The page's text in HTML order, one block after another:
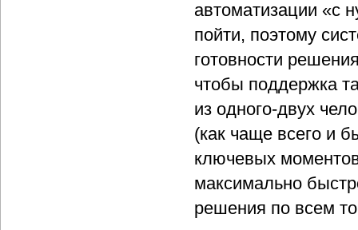
автоматизации «с
пойти, поэтому
готовности
чтобы поддержка
из одного-двух
(как чаще всего и
ключевых
максимально
решения по всем